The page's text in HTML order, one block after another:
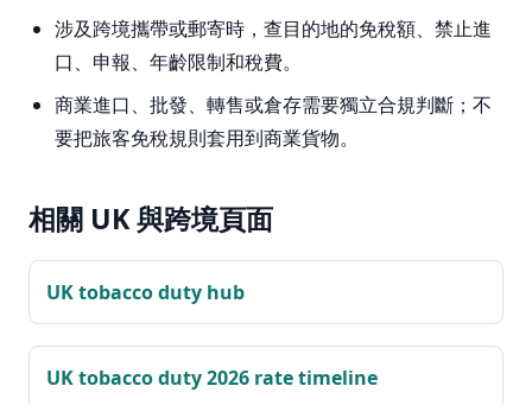
涉及跨境攜帶或郵寄時，查目的地的免稅額、禁止進
口、申報、年齡限制和稅費。
商業進口、批發、轉售或倉存需要獨立合規判斷；不
要把旅客免稅規則套用到商業貨物。
相關 UK 與跨境頁面
UK tobacco duty hub
UK tobacco duty 2026 rate timeline